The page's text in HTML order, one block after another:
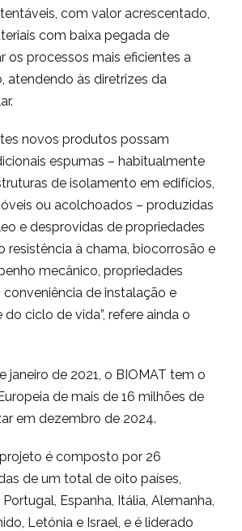
com valor acrescentado,
com baixa pegada de
os processos mais eficientes a
atendendo às diretrizes da
novos produtos possam
espumas – habitualmente
de isolamento em edifícios,
ou acolchoados – produzidas
e desprovidas de propriedades
resistência à chama, biocorrosão e
mecânico, propriedades
de instalação e
ciclo de vida”, refere ainda o
janeiro de 2021, o BIOMAT tem o
de mais de 16 milhões de
em dezembro de 2024.
é composto por 26
de um total de oito países,
Espanha, Itália, Alemanha,
Letónia e Israel, e é liderado